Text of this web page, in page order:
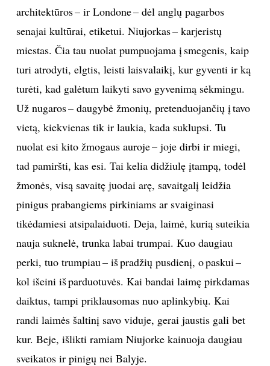
architektūros – ir Londone – dėl anglų pagarbos
senajai kultūrai, etiketui. Niujorkas – karjeristų
miestas. Čia tau nuolat pumpuojama į smegenis, kaip
turi atrodyti, elgtis, leisti laisvalaikį, kur gyventi ir ką
turėti, kad galėtum laikyti savo gyvenimą sėkmingu.
Už nugaros – daugybė žmonių, pretenduojančių į tavo
vietą, kiekvienas tik ir laukia, kada suklupsi. Tu
nuolat esi kito žmogaus auroje – joje dirbi ir miegi,
tad pamiršti, kas esi. Tai kelia didžiulę įtampą, todėl
žmonės, visą savaitę juodai arę, savaitgalį leidžia
pinigus prabangiems pirkiniams ar svaiginasi
tikėdamiesi atsipalaiduoti. Deja, laimė, kurią suteikia
nauja suknelė, trunka labai trumpai. Kuo daugiau
perki, tuo trumpiau – iš pradžių pusdienį, o paskui –
kol išeini iš parduotuvės. Kai bandai laimę pirkdamas
daiktus, tampi priklausomas nuo aplinkybių. Kai
randi laimės šaltinį savo viduje, gerai jaustis gali bet
kur. Beje, išlikti ramiam Niujorke kainuoja daugiau
sveikatos ir pinigų nei Balyje.